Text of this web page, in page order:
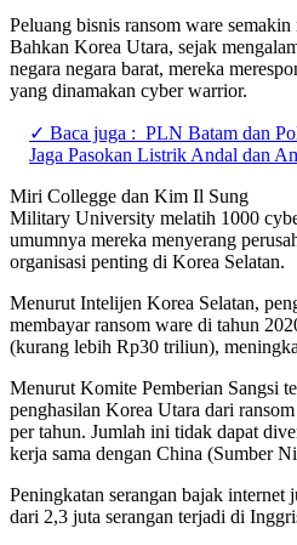
Peluang bisnis ransom ware
Bahkan Korea Utara, sejak
negara negara barat, mereka
yang dinamakan cyber warrior.
✓ Baca juga : PLN Batam dan
Jaga Pasokan Listrik Andal dan
Miri Collegge dan Kim Il Sung
Military University melatih 1000
umumnya mereka menyerang
organisasi penting di Korea Selatan.
Menurut Intelijen Korea Selatan,
membayar ransom ware di tahun
(kurang lebih Rp30 triliun),
Menurut Komite Pemberian Sangsi
penghasilan Korea Utara dari
per tahun. Jumlah ini tidak dapat
kerja sama dengan China (Sumber
Peningkatan serangan bajak
dari 2,3 juta serangan terjadi di